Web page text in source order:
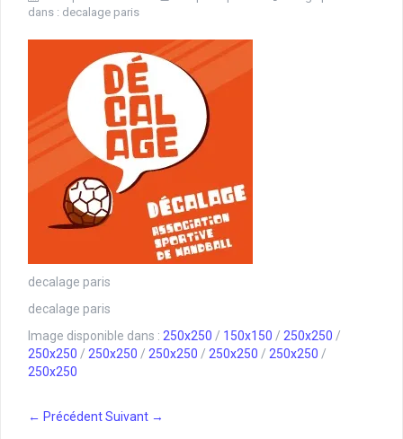
dans : decalage paris
decalage paris
decalage paris
Image disponible dans : 250x250 / 150x150 / 250x250 /
250x250 / 250x250 / 250x250 / 250x250 / 250x250 /
250x250
← PrécédentSuivant →